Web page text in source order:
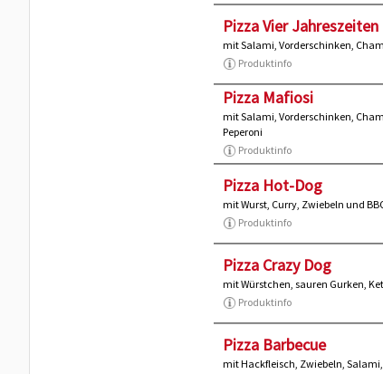
Pizza Vier Jahreszeiten
mit Salami, Vorderschinken,
Produktinfo
Pizza Mafiosi
mit Salami, Vorderschinken,
Peperoni
Produktinfo
Pizza Hot-Dog
mit Wurst, Curry, Zwiebeln und
Produktinfo
Pizza Crazy Dog
mit Würstchen, sauren Gurken,
Produktinfo
Pizza Barbecue
mit Hackfleisch, Zwiebeln,